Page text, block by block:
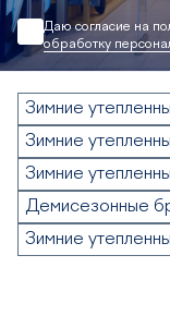
Даю согласие на
обработку
Зимние
Зимние
Зимние
Демисезонные
Зимние